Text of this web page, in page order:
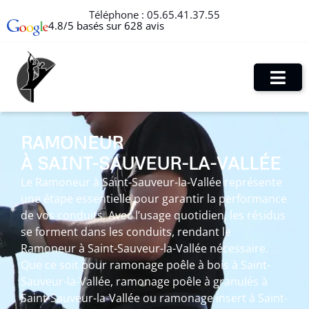
Téléphone : 05.65.41.37.55
4.8/5 basés sur 628 avis
RAMONEUR
À SAINT-SAUVEUR-LA-VALLÉE
Le Ramoneur à Saint-Sauveur-la-Vallée représente
une étape essentielle pour garantir la performance
de vos conduits. Avec l’usage quotidien, les résidus
se forment dans les conduits, rendant le
Ramoneur à Saint-Sauveur-la-Vallée nécessaire.
Que ce soit pour ramonage poêle à bois à Saint-
Sauveur-la-Vallée, ramonage poêle à granulés à
Saint-Sauveur-la-Vallée ou ramonage insert à Saint-